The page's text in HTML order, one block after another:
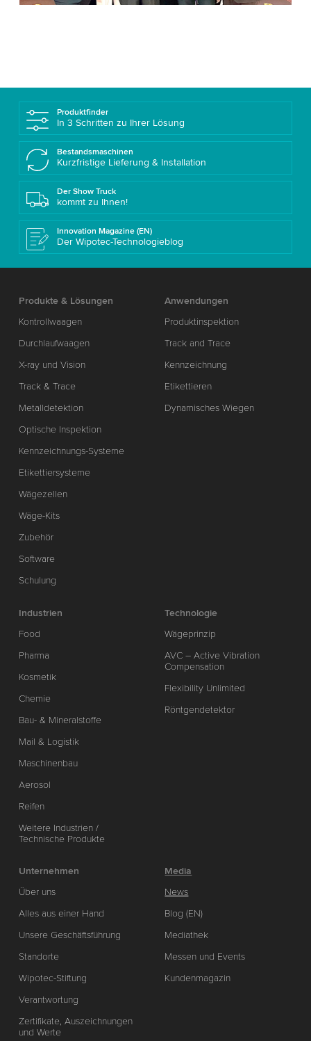
Produktfinder
In 3 Schritten zu Ihrer Lösung
Bestandsmaschinen
Kurzfristige Lieferung & Installation
Der Show Truck
kommt zu Ihnen!
Innovation Magazine (EN)
Der Wipotec-Technologieblog
Produkte & Lösungen
Kontrollwaagen
Durchlaufwaagen
X-ray und Vision
Track & Trace
Metalldetektion
Optische Inspektion
Kennzeichnungs-Systeme
Etikettiersysteme
Wägezellen
Wäge-Kits
Zubehör
Software
Schulung
Anwendungen
Produktinspektion
Track and Trace
Kennzeichnung
Etikettieren
Dynamisches Wiegen
Industrien
Food
Pharma
Kosmetik
Chemie
Bau- & Mineralstoffe
Mail & Logistik
Maschinenbau
Aerosol
Reifen
Weitere Industrien /
Technische Produkte
Technologie
Wägeprinzip
AVC – Active Vibration
Compensation
Flexibility Unlimited
Röntgendetektor
Unternehmen
Über uns
Alles aus einer Hand
Unsere Geschäftsführung
Standorte
Wipotec-Stiftung
Verantwortung
Zertifikate, Auszeichnungen
und Werte
Media
News
Blog (EN)
Mediathek
Messen und Events
Kundenmagazin